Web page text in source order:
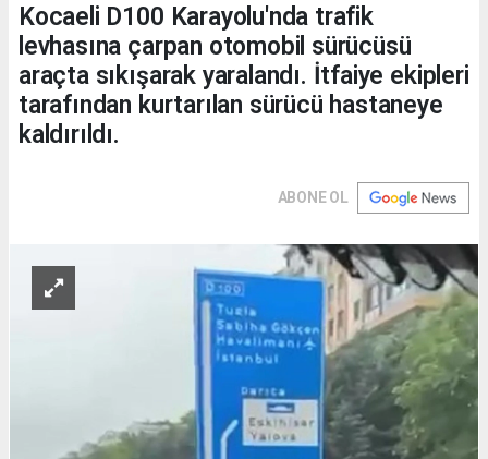
Kocaeli D100 Karayolu'nda trafik
levhasına çarpan otomobil sürücüsü
araçta sıkışarak yaralandı. İtfaiye ekipleri
tarafından kurtarılan sürücü hastaneye
kaldırıldı.
ABONE OL